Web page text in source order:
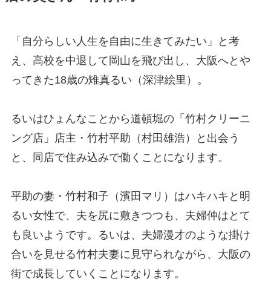
「自分らしい人生を自由に生きてみたい」と考
え、高校を中退して岡山を飛び出し、大阪へとや
ってきた18歳の雉真るい（深津絵里）。
るいはひょんなことから道頓堀の「竹村クリーニ
ング店」店主・竹村平助（村田雄浩）と出会う
と、同店で住み込みで働くことになります。
平助の妻・竹村和子（濱田マリ）はハキハキと明
るい女性で、夫を尻に敷きつつも、夫婦仲はとて
も良いようです。るいは、夫婦漫才のような掛け
合いを見せる竹村夫妻に見守られながら、大阪の
街で成長していくことになります。